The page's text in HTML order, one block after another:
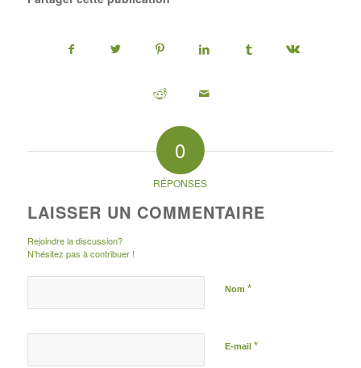
0
RÉPONSES
LAISSER UN COMMENTAIRE
Rejoindre la discussion?
N’hésitez pas à contribuer !
Nom *
E-mail *